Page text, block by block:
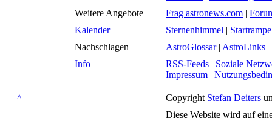
Weitere Angebote
Frag astronews.com |
Kalender
Sternenhimmel | Startrampe
Nachschlagen
AstroGlossar| AstroLinks
Info
RSS-Feeds | Soziale
Impressum |
^ Copyright Stefan Deiters
Diese Website wird auf